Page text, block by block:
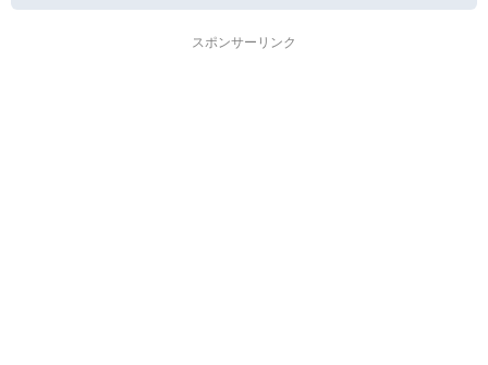
スポンサーリンク